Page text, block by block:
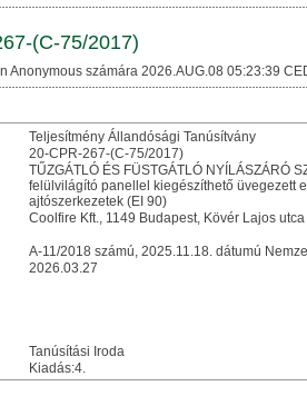
(C-75/2017)
Anonymous számára 2026.AUG.08 05:23:39
Teljesítmény Állandósági Tanúsítvány
20-CPR-267-(C-75/2017)
TŰZGÁTLÓ ÉS FÜSTGÁTLÓ NYÍLÁSZÁRÓ
felülvilágító panellel kiegészíthető üvegezett
ajtószerkezetek (EI 90)
Coolfire Kft., 1149 Budapest, Kövér Lajos
A-11/2018 számú, 2025.11.18. dátumú
2026.03.27
Tanúsítási Iroda
Kiadás:4.